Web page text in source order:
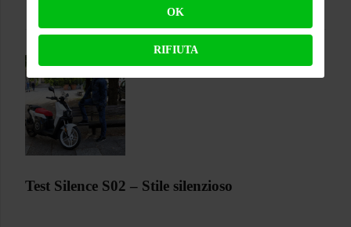
Test Silence S02 – Stile silenzioso
OK
RIFIUTA